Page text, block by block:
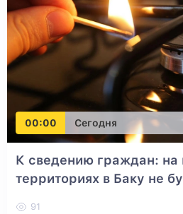
00:00 Сегодня
К сведению граждан: на
территориях в Баку не
91